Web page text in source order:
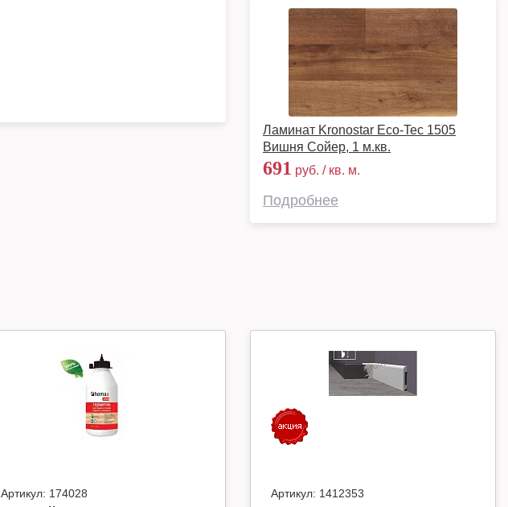
Ламинат Kronostar Eco-Tec 1505
Вишня Сойер, 1 м.кв.
691 руб. / кв. м.
Подробнее
Артикул: 174028 Артикул: 1412353